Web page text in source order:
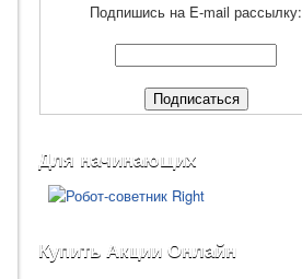
Подпишись на E-mail рассылку:
Для начинающих
Купить Акции Онлайн